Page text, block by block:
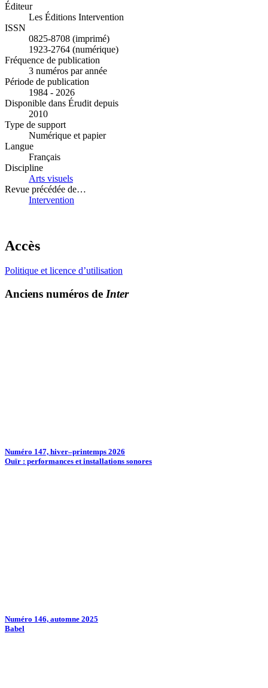
Éditeur
Les Éditions Intervention
ISSN
0825-8708 (imprimé)
1923-2764 (numérique)
Fréquence de publication
3 numéros par année
Période de publication
1984 - 2026
Disponible dans Érudit depuis
2010
Type de support
Numérique et papier
Langue
Français
Discipline
Arts visuels
Revue précédée de…
Intervention
Accès
Politique et licence d’utilisation
Anciens numéros de Inter
Numéro 147, hiver–printemps 2026
Ouïr : performances et installations sonores
Numéro 146, automne 2025
Babel